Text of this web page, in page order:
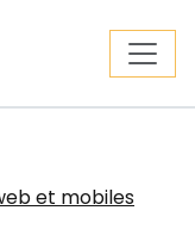
et mobiles